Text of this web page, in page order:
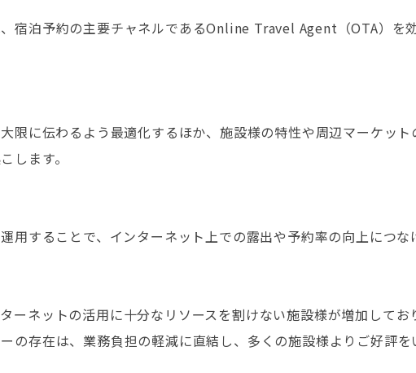
宿泊予約の主要チャネルであるOnline Travel Agent（OTA）を
限に伝わるよう最適化するほか、施設様の特性や周辺マーケッ
します。
用することで、インターネット上での露出や予約率の向上につな
ーネットの活用に十分なリソースを割けない施設様が増加して
の存在は、業務負担の軽減に直結し、多くの施設様よりご好評